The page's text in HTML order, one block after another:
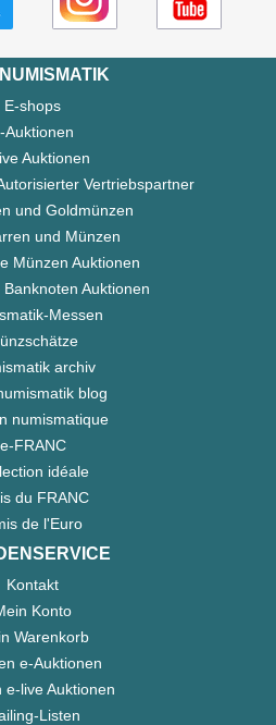
E-shops
Auktionen
Auktionen
Vertriebspartner
und Goldmünzen
und Münzen
Münzen Auktionen
Auktionen
Messen
archiv
blog
numismatique
e-FRANC
idéale
du FRANC
de l'Euro
Kontakt
Konto
Warenkorb
e-Auktionen
e-live Auktionen
Listen